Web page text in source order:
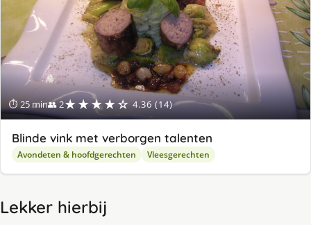
⏱ 25 min👥 2★★★★☆ 4.36 (14)
Blinde vink met verborgen talenten
Avondeten & hoofdgerechten Vleesgerechten
Lekker hierbij